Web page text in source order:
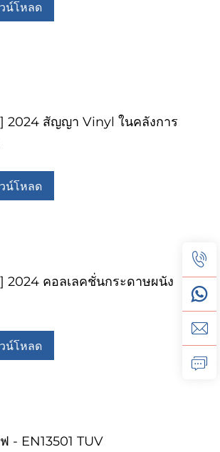
น์โหลด
2024 สัญญา Vinyl ในคลังการ
น์โหลด
2024 คอลเลคชั่นกระดาษผนัง
น์โหลด
- EN13501 TUV